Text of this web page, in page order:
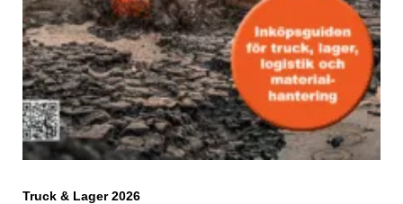
Truck & Lager 2026